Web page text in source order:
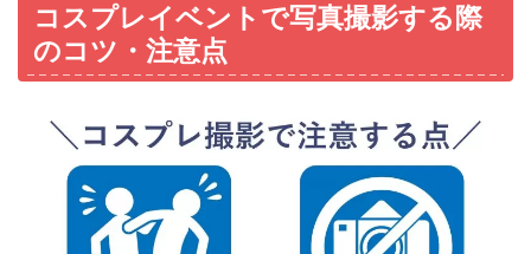
コスプレイベントで写真撮影する際
のコツ・注意点